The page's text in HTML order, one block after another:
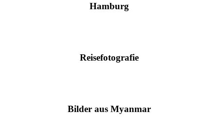
Hamburg
Reisefotografie
Bilder aus Myanmar